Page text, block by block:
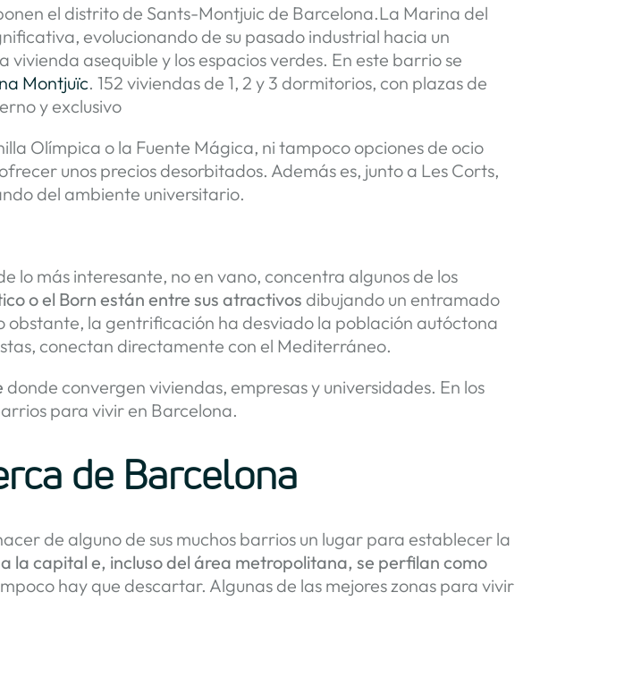
el distrito de Sants-Montjuic de Barcelona.La Marina del
evolucionando de su pasado industrial hacia un
asequible y los espacios verdes. En este barrio se
Montjuïc. 152 viviendas de 1, 2 y 3 dormitorios, con plazas de
y exclusivo
Olímpica o la Fuente Mágica, ni tampoco opciones de ocio
unos precios desorbitados. Además es, junto a Les Corts,
del ambiente universitario.
lo más interesante, no en vano, concentra algunos de los
o el Born están entre sus atractivos dibujando un entramado
obstante, la gentrificación ha desviado la población autóctona
conectan directamente con el Mediterráneo.
donde convergen viviendas, empresas y universidades. En los
barrios para vivir en Barcelona.
de Barcelona
de alguno de sus muchos barrios un lugar para establecer la
la capital e, incluso del área metropolitana, se perfilan como
hay que descartar. Algunas de las mejores zonas para vivir